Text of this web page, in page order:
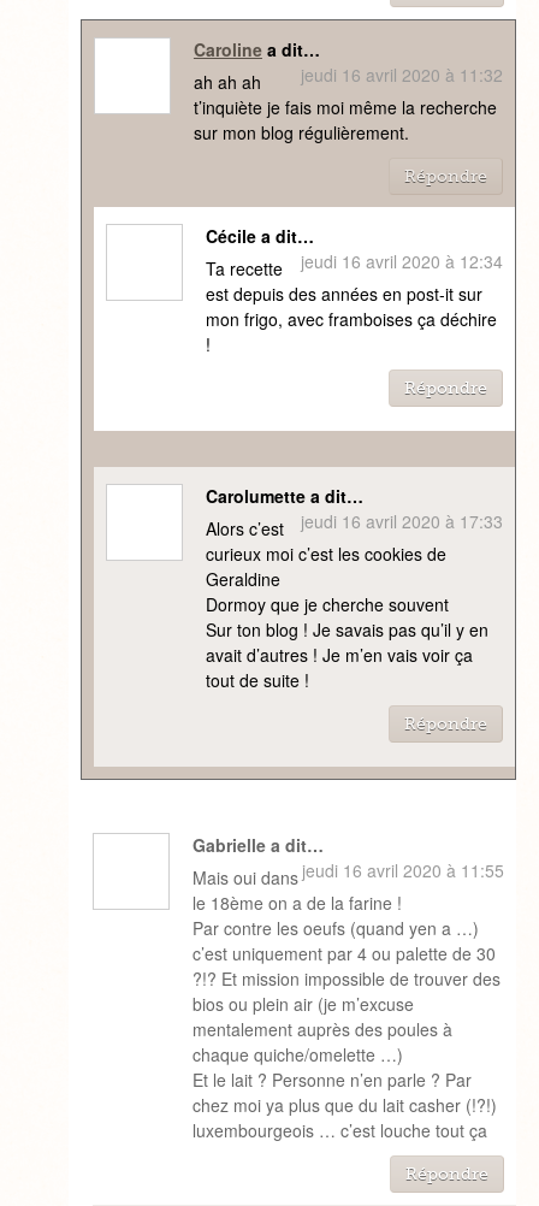
Carolinea dit…
jeudi 16 avril 2020 à 11:32
ah ah ah
t’inquiète je fais moi même la recherche
sur mon blog régulièrement.
Répondre
Cécile a dit…
jeudi 16 avril 2020 à 12:34
Ta recette
est depuis des années en post-it sur
mon frigo, avec framboises ça déchire
!
Répondre
Carolumette a dit…
jeudi 16 avril 2020 à 17:33
Alors c’est
curieux moi c’est les cookies de
Geraldine
Dormoy que je cherche souvent
Sur ton blog ! Je savais pas qu’il y en
avait d’autres ! Je m’en vais voir ça
tout de suite !
Répondre
Gabrielle a dit…
jeudi 16 avril 2020 à 11:55
Mais oui dans
le 18ème on a de la farine !
Par contre les oeufs (quand yen a …)
c’est uniquement par 4 ou palette de 30
?!? Et mission impossible de trouver des
bios ou plein air (je m’excuse
mentalement auprès des poules à
chaque quiche/omelette …)
Et le lait ? Personne n’en parle ? Par
chez moi ya plus que du lait casher (!?!)
luxembourgeois … c’est louche tout ça
Répondre